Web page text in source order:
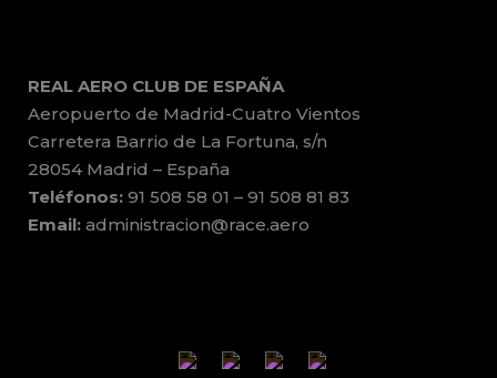
REAL AERO CLUB DE ESPAÑA
Aeropuerto de Madrid-Cuatro Vientos
Carretera Barrio de La Fortuna, s/n
28054 Madrid – España
Teléfonos: 91 508 58 01 – 91 508 81 83
Email: administracion@race.aero